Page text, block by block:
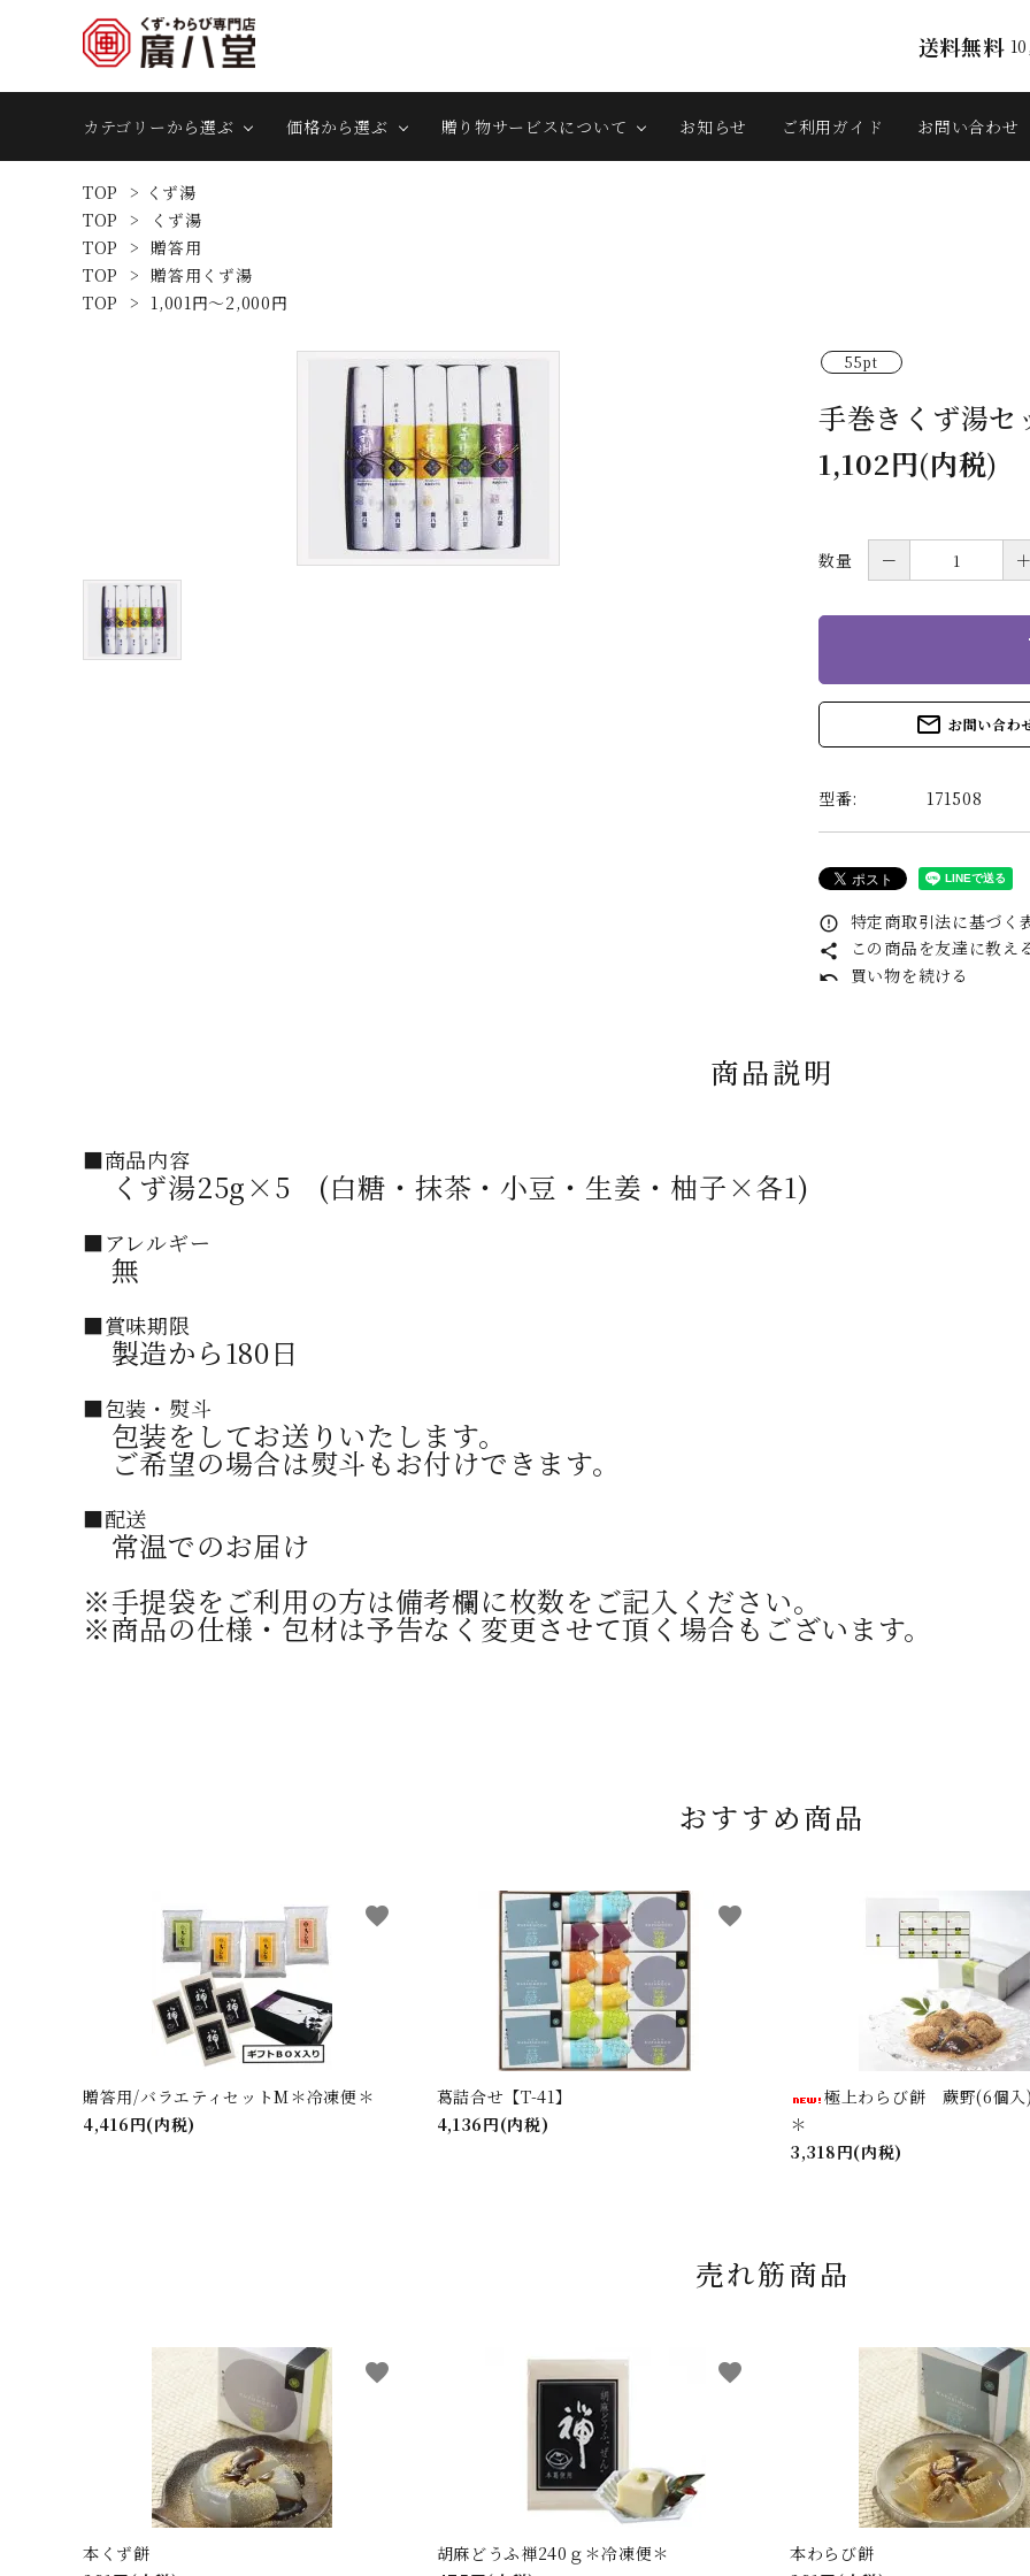
送料無料
カテゴリーから選ぶ 価格から選ぶ 贈り物サービスについて お知らせ ご利用ガイド お問い合わせ
TOP > くず湯
TOP >
くず湯
TOP > 贈答用
TOP > 贈答用くず湯
TOP > 1,001円～2,000円
55pt
手巻きくず湯
1,102円(内税)
数量 － ＋
mail_outline お問い合わ
型番: 171508
error_outline 特定商取引法に基づく
share この商品を友達に教え
undo 買い物を続ける
商品説明
■商品内容
くず湯25g×5 (白糖・抹茶・小豆・生姜・柚子×各1)
■アレルギー
無
■賞味期限
製造から180日
■包装・熨斗
包装をしてお送りいたします。
ご希望の場合は熨斗もお付けできます。
■配送
常温でのお届け
※手提袋をご利用の方は備考欄に枚数をご記入ください。
※商品の仕様・包材は予告なく変更させて頂く場合もございます。
おすすめ商品
贈答用/バラエティセットM＊冷凍便＊
4,416円(内税)
favorite
葛詰合せ【T-41】
4,136円(内税)
favorite
極上わらび餅 蕨野(6個入
＊
3,318円(内税)
売れ筋商品
本くず餅
favorite
胡麻どうふ禅240ｇ＊冷凍便＊
favorite
本わらび餅